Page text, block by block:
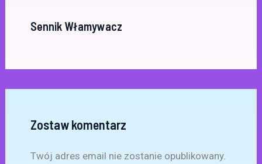
Sennik Włamywacz
Zostaw komentarz
Twój adres email nie zostanie opublikowany.